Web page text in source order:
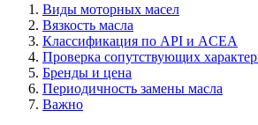
Виды моторных масел
Вязкость масла
Классификация по API и ACEA
Проверка сопутствующих
Бренды и цена
Периодичность замены масла
Важно